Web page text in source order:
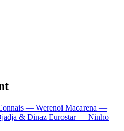
— Werenoi Macarena —
& Dinaz Eurostar — Ninho